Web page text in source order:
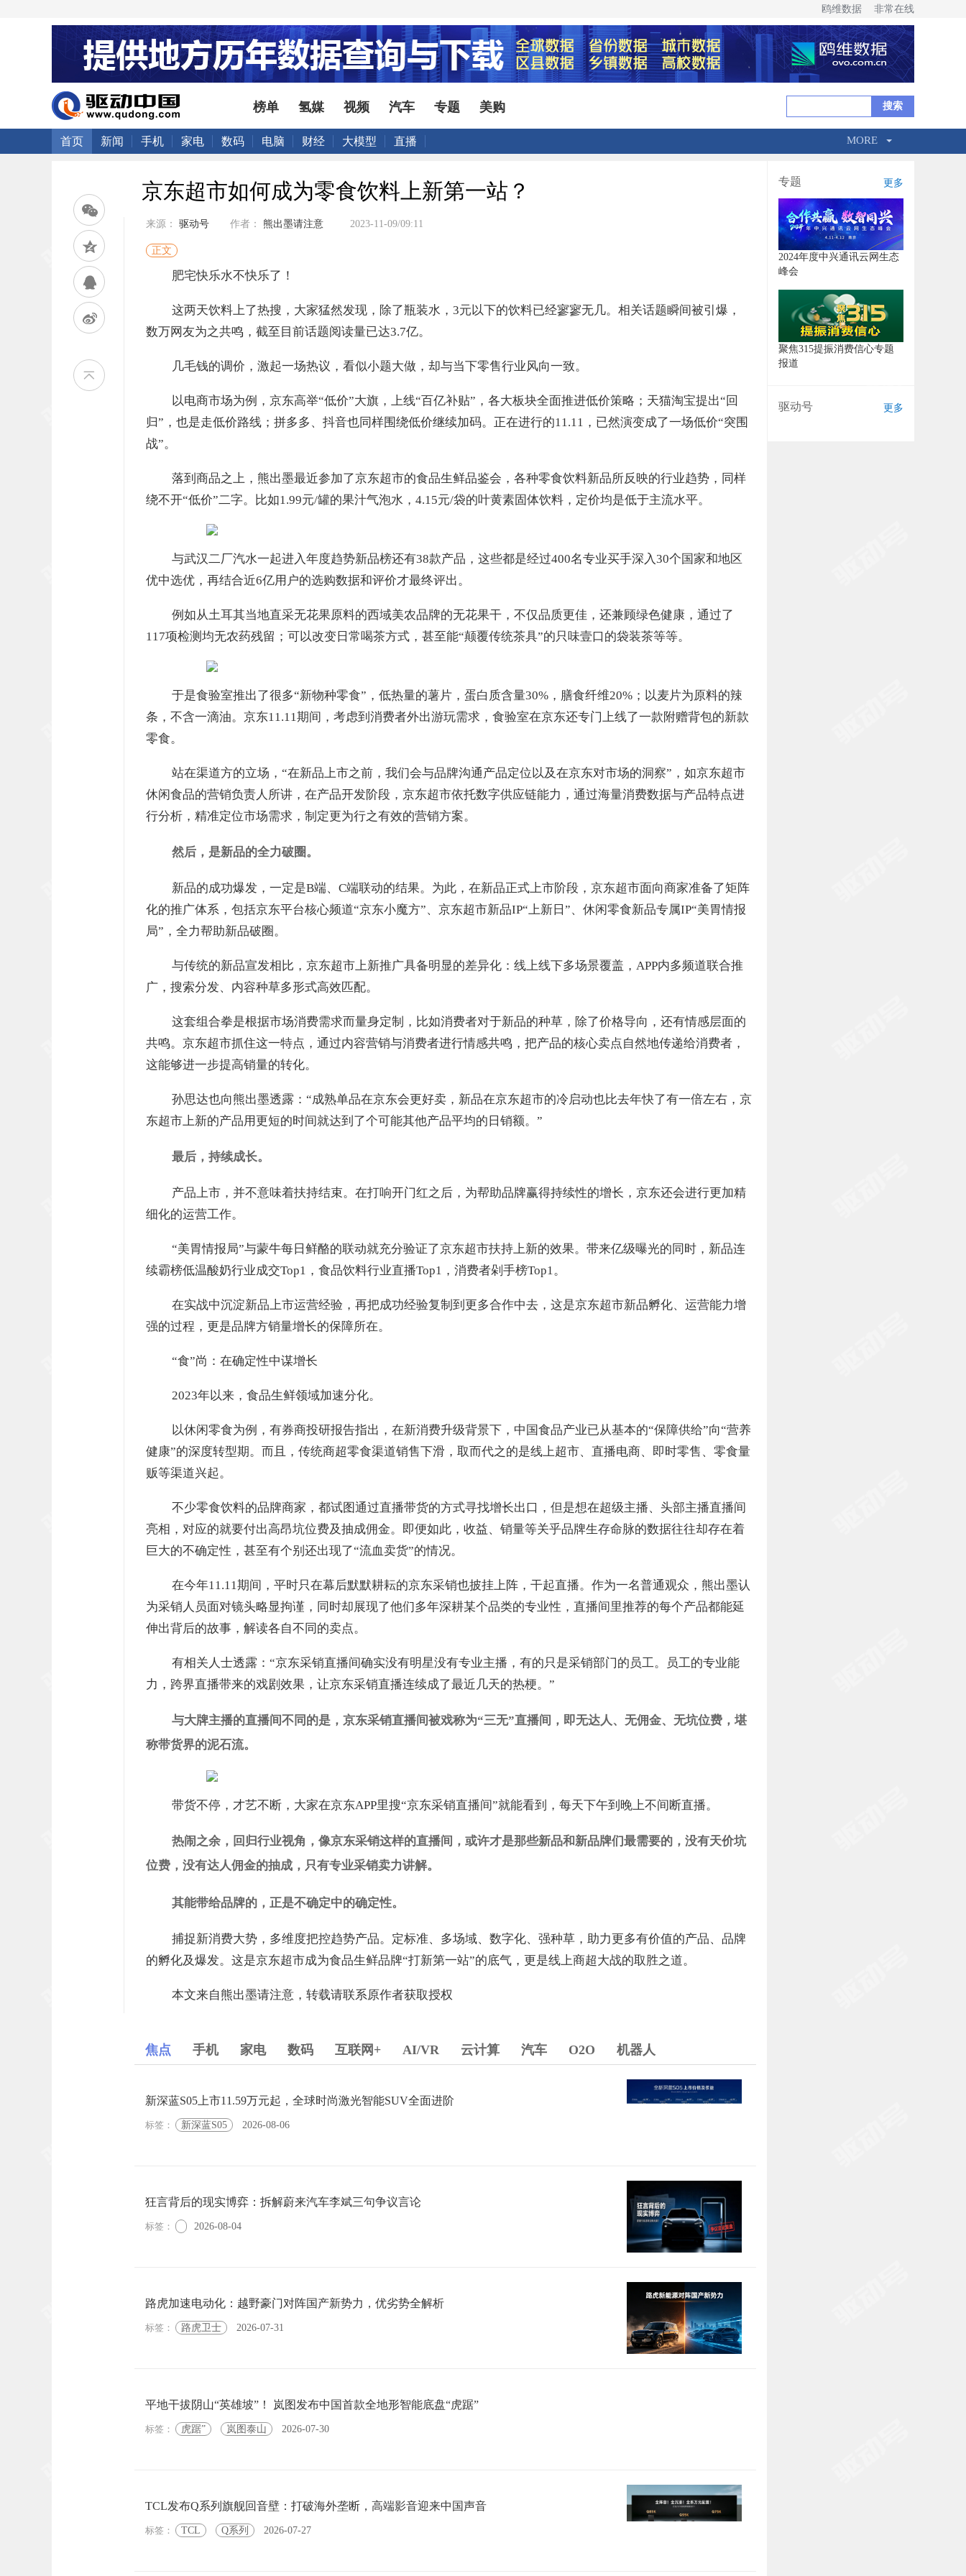
鸥维数据 非常在线
榜单 氢媒 视频 汽车 专题 美购
首页 新闻 手机 家电 数码 电脑 财经 大模型 直播 MORE
京东超市如何成为零食饮料上新第一站？
来源： 驱动号 作者： 熊出墨请注意 2023-11-09/09:11
正文
肥宅快乐水不快乐了！
这两天饮料上了热搜，大家猛然发现，除了瓶装水，3元以下的饮料已经寥寥无几。相关话题瞬间被引爆，
数万网友为之共鸣，截至目前话题阅读量已达3.7亿。
几毛钱的调价，激起一场热议，看似小题大做，却与当下零售行业风向一致。
以电商市场为例，京东高举“低价”大旗，上线“百亿补贴”，各大板块全面推进低价策略；天猫淘宝提出“回
归”，也是走低价路线；拼多多、抖音也同样围绕低价继续加码。正在进行的11.11，已然演变成了一场低价“突围
战”。
落到商品之上，熊出墨最近参加了京东超市的食品生鲜品鉴会，各种零食饮料新品所反映的行业趋势，同样
绕不开“低价”二字。比如1.99元/罐的果汁气泡水，4.15元/袋的叶黄素固体饮料，定价均是低于主流水平。
与武汉二厂汽水一起进入年度趋势新品榜还有38款产品，这些都是经过400名专业买手深入30个国家和地区
优中选优，再结合近6亿用户的选购数据和评价才最终评出。
例如从土耳其当地直采无花果原料的西域美农品牌的无花果干，不仅品质更佳，还兼顾绿色健康，通过了
117项检测均无农药残留；可以改变日常喝茶方式，甚至能“颠覆传统茶具”的只味壹口的袋装茶等等。
于是食验室推出了很多“新物种零食”，低热量的薯片，蛋白质含量30%，膳食纤维20%；以麦片为原料的辣
条，不含一滴油。京东11.11期间，考虑到消费者外出游玩需求，食验室在京东还专门上线了一款附赠背包的新款
零食。
站在渠道方的立场，“在新品上市之前，我们会与品牌沟通产品定位以及在京东对市场的洞察”，如京东超市
休闲食品的营销负责人所讲，在产品开发阶段，京东超市依托数字供应链能力，通过海量消费数据与产品特点进
行分析，精准定位市场需求，制定更为行之有效的营销方案。
然后，是新品的全力破圈。
新品的成功爆发，一定是B端、C端联动的结果。为此，在新品正式上市阶段，京东超市面向商家准备了矩阵
化的推广体系，包括京东平台核心频道“京东小魔方”、京东超市新品IP“上新日”、休闲零食新品专属IP“美胃情报
局”，全力帮助新品破圈。
与传统的新品宣发相比，京东超市上新推广具备明显的差异化：线上线下多场景覆盖，APP内多频道联合推
广，搜索分发、内容种草多形式高效匹配。
这套组合拳是根据市场消费需求而量身定制，比如消费者对于新品的种草，除了价格导向，还有情感层面的
共鸣。京东超市抓住这一特点，通过内容营销与消费者进行情感共鸣，把产品的核心卖点自然地传递给消费者，
这能够进一步提高销量的转化。
孙思达也向熊出墨透露：“成熟单品在京东会更好卖，新品在京东超市的冷启动也比去年快了有一倍左右，京
东超市上新的产品用更短的时间就达到了个可能其他产品平均的日销额。”
最后，持续成长。
产品上市，并不意味着扶持结束。在打响开门红之后，为帮助品牌赢得持续性的增长，京东还会进行更加精
细化的运营工作。
“美胃情报局”与蒙牛每日鲜酪的联动就充分验证了京东超市扶持上新的效果。带来亿级曝光的同时，新品连
续霸榜低温酸奶行业成交Top1，食品饮料行业直播Top1，消费者剁手榜Top1。
在实战中沉淀新品上市运营经验，再把成功经验复制到更多合作中去，这是京东超市新品孵化、运营能力增
强的过程，更是品牌方销量增长的保障所在。
“食”尚：在确定性中谋增长
2023年以来，食品生鲜领域加速分化。
以休闲零食为例，有券商投研报告指出，在新消费升级背景下，中国食品产业已从基本的“保障供给”向“营养
健康”的深度转型期。而且，传统商超零食渠道销售下滑，取而代之的是线上超市、直播电商、即时零售、零食量
贩等渠道兴起。
不少零食饮料的品牌商家，都试图通过直播带货的方式寻找增长出口，但是想在超级主播、头部主播直播间
亮相，对应的就要付出高昂坑位费及抽成佣金。即便如此，收益、销量等关乎品牌生存命脉的数据往往却存在着
巨大的不确定性，甚至有个别还出现了“流血卖货”的情况。
在今年11.11期间，平时只在幕后默默耕耘的京东采销也披挂上阵，干起直播。作为一名普通观众，熊出墨认
为采销人员面对镜头略显拘谨，同时却展现了他们多年深耕某个品类的专业性，直播间里推荐的每个产品都能延
伸出背后的故事，解读各自不同的卖点。
有相关人士透露：“京东采销直播间确实没有明星没有专业主播，有的只是采销部门的员工。员工的专业能
力，跨界直播带来的戏剧效果，让京东采销直播连续成了最近几天的热梗。”
与大牌主播的直播间不同的是，京东采销直播间被戏称为“三无”直播间，即无达人、无佣金、无坑位费，堪
称带货界的泥石流。
带货不停，才艺不断，大家在京东APP里搜“京东采销直播间”就能看到，每天下午到晚上不间断直播。
热闹之余，回归行业视角，像京东采销这样的直播间，或许才是那些新品和新品牌们最需要的，没有天价坑
位费，没有达人佣金的抽成，只有专业采销卖力讲解。
其能带给品牌的，正是不确定中的确定性。
捕捉新消费大势，多维度把控趋势产品。定标准、多场域、数字化、强种草，助力更多有价值的产品、品牌
的孵化及爆发。这是京东超市成为食品生鲜品牌“打新第一站”的底气，更是线上商超大战的取胜之道。
本文来自熊出墨请注意，转载请联系原作者获取授权
焦点 手机 家电 数码 互联网+ AI/VR 云计算 汽车 O2O 机器人
新深蓝S05上市11.59万元起，全球时尚激光智能SUV全面进阶
标签： 新深蓝S05 2026-08-06
狂言背后的现实博弈：拆解蔚来汽车李斌三句争议言论
标签： 2026-08-04
路虎加速电动化：越野豪门对阵国产新势力，优劣势全解析
标签： 路虎卫士 2026-07-31
平地干拔阴山“英雄坡”！ 岚图发布中国首款全地形智能底盘“虎踞”
标签： 虎踞” 岚图泰山 2026-07-30
TCL发布Q系列旗舰回音壁：打破海外垄断，高端影音迎来中国声音
标签： TCL Q系列 2026-07-27
专题 更多
2024年度中兴通讯云网生态
峰会
聚焦315提振消费信心专题
报道
驱动号 更多